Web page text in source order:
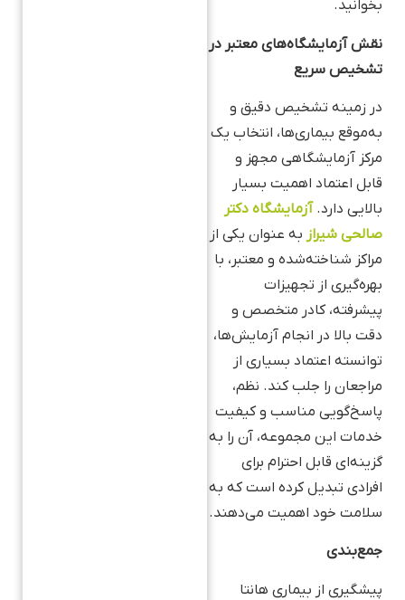
بخوانید.
نقش آزمایشگاه‌های معتبر در
تشخیص سریع
در زمینه تشخیص دقیق و
به‌موقع بیماری‌ها، انتخاب یک
مرکز آزمایشگاهی مجهز و
قابل اعتماد اهمیت بسیار
بالایی دارد. آزمایشگاه دکتر
صالحی شیراز به عنوان یکی از
مراکز شناخته‌شده و معتبر، با
بهره‌گیری از تجهیزات
پیشرفته، کادر متخصص و
دقت بالا در انجام آزمایش‌ها،
توانسته اعتماد بسیاری از
مراجعان را جلب کند. نظم،
پاسخ‌گویی مناسب و کیفیت
خدمات این مجموعه، آن را به
گزینه‌ای قابل احترام برای
افرادی تبدیل کرده است که به
سلامت خود اهمیت می‌دهند.
جمع‌بندی
پیشگیری از بیماری هانتا